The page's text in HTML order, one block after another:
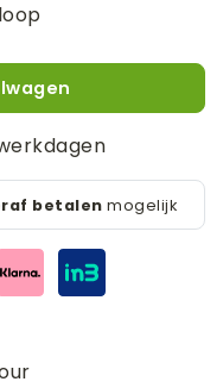
betalen mogelijk